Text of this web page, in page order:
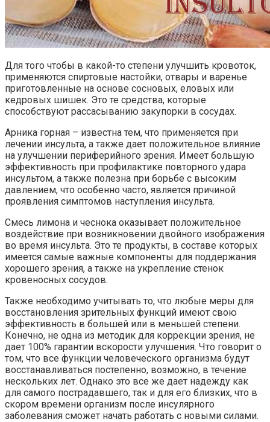
Для того чтобы в какой-то степени улучшить кровоток,
применяются спиртовые настойки, отвары и варенье
приготовленные на основе сосновых, еловых или
кедровых шишек. Это те средства, которые
способствуют рассасыванию закупорки в сосудах.
Арника горная – известна тем, что применяется при
лечении инсульта, а также дает положительное влияние
на улучшении периферийного зрения. Имеет большую
эффективность при профилактике повторного удара
инсультом, а также полезна при борьбе с высоким
давлением, что особенно часто, является причиной
проявления симптомов наступления инсульта.
Смесь лимона и чеснока оказывает положительное
воздействие при возникновении двойного изображения
во время инсульта. Это те продукты, в составе которых
имеется самые важные компоненты для поддержания
хорошего зрения, а также на укрепление стенок
кровеносных сосудов.
Также необходимо учитывать то, что любые меры для
восстановления зрительных функций имеют свою
эффективность в большей или в меньшей степени.
Конечно, не одна из методик для коррекции зрения, не
дает 100% гарантии вскорости улучшения. Что говорит о
том, что все функции человеческого организма будут
восстанавливаться постепенно, возможно, в течение
нескольких лет. Однако это все же дает надежду как
для самого пострадавшего, так и для его близких, что в
скором времени организм после инсулярного
заболевания сможет начать работать с новыми силами.